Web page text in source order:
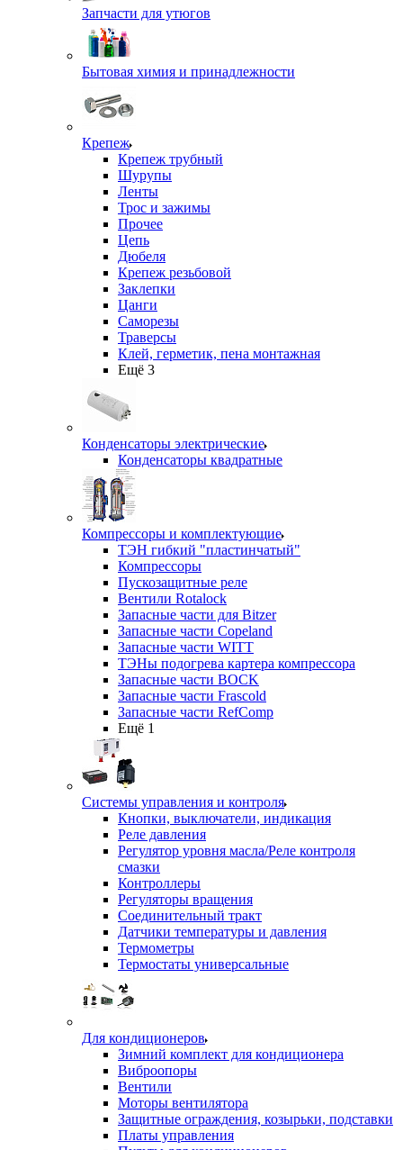
Запчасти для утюгов
Бытовая химия и принадлежности
Крепеж
Крепеж трубный
Шурупы
Ленты
Трос и зажимы
Прочее
Цепь
Дюбеля
Крепеж резьбовой
Заклепки
Цанги
Саморезы
Траверсы
Клей, герметик, пена монтажная
Ещё 3
Конденсаторы электрические
Конденсаторы квадратные
Компрессоры и комплектующие
ТЭН гибкий "пластинчатый"
Компрессоры
Пускозащитные реле
Вентили Rotalock
Запасные части для Bitzer
Запасные части Copeland
Запасные части WITT
ТЭНы подогрева картера компрессора
Запасные части BOCK
Запасные части Frascold
Запасные части RefComp
Ещё 1
Системы управления и контроля
Кнопки, выключатели, индикация
Реле давления
Регулятор уровня масла/Реле контроля
смазки
Контроллеры
Регуляторы вращения
Соединительный тракт
Датчики температуры и давления
Термометры
Термостаты универсальные
Для кондиционеров
Зимний комплект для кондиционера
Виброопоры
Вентили
Моторы вентилятора
Защитные ограждения, козырьки, подставки
Платы управления